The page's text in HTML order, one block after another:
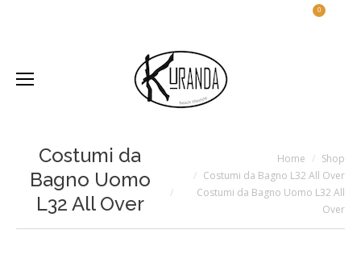
0
Costumi da
Bagno Uomo
L32 All Over
Home
Shop
Costumi da Bagno L32 All Over
Costumi da Bagno Uomo L32 All
Over